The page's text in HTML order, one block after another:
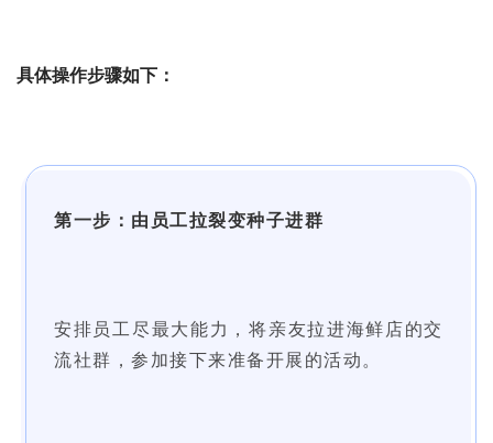
具体操作步骤如下：
第一步：由员工拉裂变种子进群
安排员工尽最大能力，将亲友拉进海鲜店的交
流社群，参加接下来准备开展的活动。